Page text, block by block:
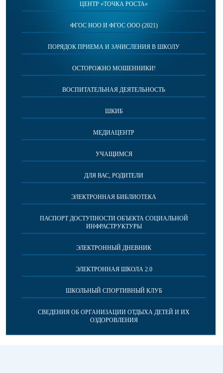
ЦЕНТР «ТОЧКА РОСТА»
ФГОС НОО И ФГОС ООО (2021)
ПОРЯДОК ПРИЕМА И ЗАЧИСЛЕНИЯ В ШКОЛУ
ОСТОРОЖНО МОШЕННИКИ!
ВОСПИТАТЕЛЬНАЯ ДЕЯТЕЛЬНОСТЬ
ШКИБ
МЕДИАЦЕНТР
УЧАЩИМСЯ
ДЛЯ ВАС, РОДИТЕЛИ
ЭЛЕКТРОННАЯ БИБЛИОТЕКА
ПАСПОРТ ДОСТУПНОСТИ ОБЪЕКТА СОЦИАЛЬНОЙ
ИНФРАСТРУКТУРЫ
ЭЛЕКТРОННЫЙ ДНЕВНИК
ЭЛЕКТРОННАЯ ШКОЛА 2.0
ШКОЛЬНЫЙ СПОРТИВНЫЙ КЛУБ
СВЕДЕНИЯ ОБ ОРГАНИЗАЦИИ ОТДЫХА ДЕТЕЙ И ИХ
ОЗДОРОВЛЕНИЯ